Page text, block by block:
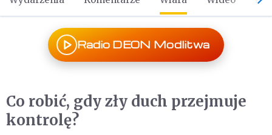
Radio DEON Modlitwa
Co robić, gdy zły duch przejmuje
kontrolę?